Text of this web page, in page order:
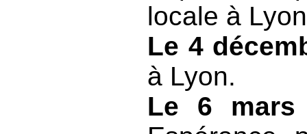
locale à
Le 4
à Lyon.
Le 6 mars